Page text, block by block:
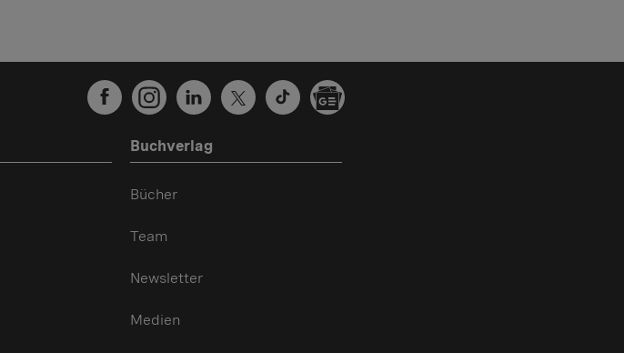
Buchverlag
Bücher
Team
Newsletter
Medien